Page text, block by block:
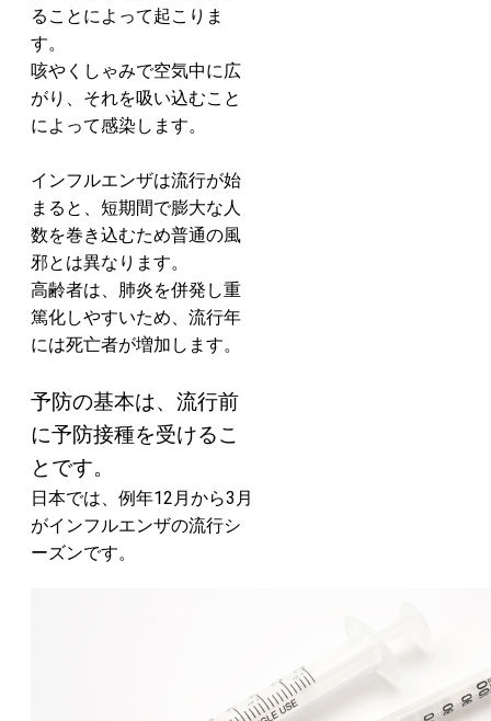
ることによって起こりま
す。
咳やくしゃみで空気中に広
がり、それを吸い込むこと
によって感染します。
インフルエンザは流行が始
まると、短期間で膨大な人
数を巻き込むため普通の風
邪とは異なります。
高齢者は、肺炎を併発し重
篤化しやすいため、流行年
には死亡者が増加します。
予防の基本は、流行前
に予防接種を受けるこ
とです。
日本では、例年12月から3月
がインフルエンザの流行シ
ーズンです。